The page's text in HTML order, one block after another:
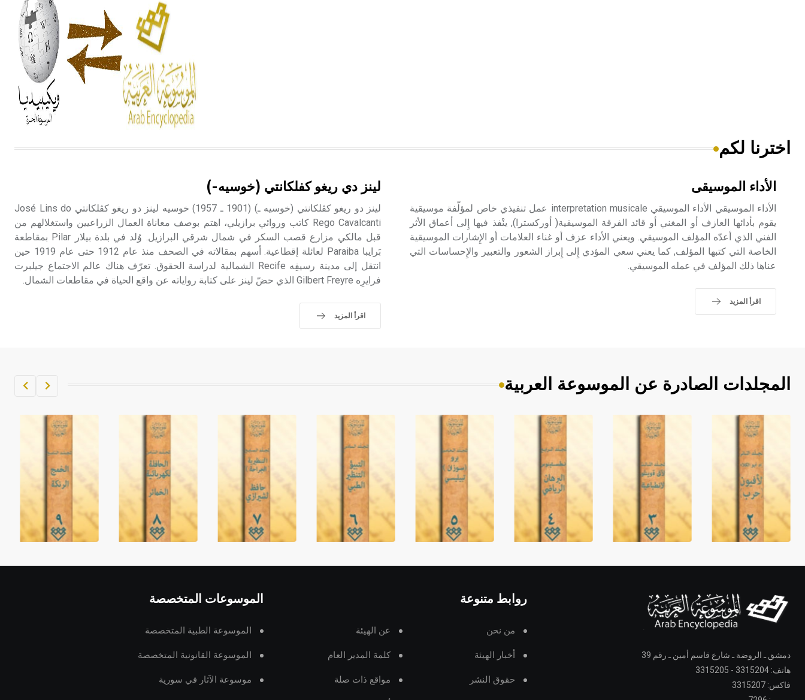
التغذية، ورسالته في جروح الرأس.
ويعود له الفضل بأنه حرر الطب من
الدين والفلسفة.
- هل تعلم أن المرجان إفراز حيواني
يتكون في البحر ويتركب من مادة
كربونات الكلسيوم، وهو أحمر أو شديد
الحمرة وهو أجود أنواعه، ويمتاز بكبر
الحجم ويسمى الش
الإنكليزية أب
- هل تعلم أن أبجر Abgar اسم معروف
جيداً يعود إلى عدد من الملوك الذين
حكموا مدينة إديسا (الرها) من أبجر الأول
وحتى التاسع، وهم ينتسبون إلى أسرة
اخترنا لكم
الأداء الموسيقى
الأداء الموسيقي الأداء الموسيقي interpretation musicale عمل تنفيذي خاص لمؤلّفة موسيقية
يقوم بأدائها العازف أو المغني أو قائد الفرقة الموسيقية( أوركسترا), ينْفذ فيها إِلى أعماق الأثر
الفني الذي أعدّه المؤلف الموسيقي. ويعني الأداء عزف أو غناء العلامات أو الإِشارات الموسيقية
الخاصة التي كتبها المؤلف, كما يعني سعي المؤدي إِلى إِبراز الشعور والتعبير والإِحساسات التي
عناها ذلك المؤلف في عمله الموسيقي.
اقرأ المزيد
لينز دي ريغو كفلكانتي (خوسيه-)
لينز دو ريغو كڤلكانتي (خوسيه ـ) (1901 ـ 1957) خوسيه لينز دو ريغو كڤلكانتي José Lins do
Rego Cavalcanti كاتب وروائي برازيلي، اهتم بوصف معاناة العمال الزراعيين واستغلالهم من
قبل مالكي مزارع قصب السكر في شمال شرقي البرازيل. وُلد في بلدة بيلار Pilar بمقاطعة
بَرايبا Paraiba لعائلة إقطاعية. أسهم بمقالاته في الصحف منذ عام 1912 حتى عام 1919 حين
انتقل إلى مدينة رسيفِه Recife الشمالية لدراسة الحقوق. تعرّف هناك عالم الاجتماع جيلبرت
فرايرِه Gilbert Freyre الذي حضّ لينز على كتابة رواياته عن واقع الحياة في مقاطعات الشمال.
اقرأ المزيد
المجلدات الصادرة عن الموسوعة العربية
دمشق ـ الروضة ـ شارع قاسم أمين ـ رقم 39
هاتف: 3315204 - 3315205
فاكس: 3315207
روابط متنوعة
من نحن عن الهيئة
أخبار الهيئة كلمة المدير العام
حقوق النشر مواقع ذات صلة
الموسوعات المتخصصة
الموسوعة الطبية المتخصصة
الموسوعة القانونية المتخصصة
موسوعة الآثار في سورية